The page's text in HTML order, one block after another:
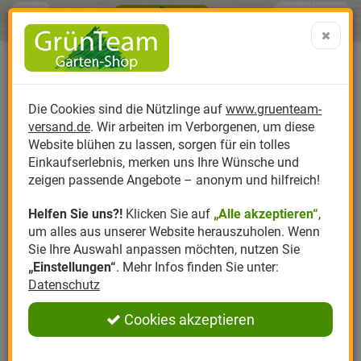
Produktkatalog
Anzucht
Dünger
Erde
Kompost
Pflanzenstärkung
Nützlinge Nützlinge gegen
Nützlingsarten
Nützlingsförderung
Nützlingszubehör
Hersteller
Biplantol
Felco
Gloria
Greenfield
Romberg
Themenwelt
Gemüsegarten
Rasen
Rosen
Ziergarten
Kräutergarten
Ratgeber
Aktuelle Themen
Schädlinge aktuell
Angebote
Sparsets / Set-
Angebote
0 ARTIKEL IM WARENKORB
Ergebnisse () Fertig
Menü Search
Die Cookies sind die Nützlinge auf www.gruenteam-
versand.de. Wir arbeiten im Verborgenen, um diese
Website blühen zu lassen, sorgen für ein tolles
Einkaufserlebnis, merken uns Ihre Wünsche und
zeigen passende Angebote – anonym und hilfreich!
Helfen Sie uns?! Klicken Sie auf „Alle akzeptieren“,
um alles aus unserer Website herauszuholen. Wenn
Sie Ihre Auswahl anpassen möchten, nutzen Sie
„Einstellungen“. Mehr Infos finden Sie unter:
Datenschutz
Cookies akzeptieren